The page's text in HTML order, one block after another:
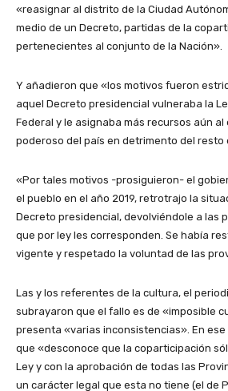
«reasignar al distrito de la Ciudad
medio de un Decreto, partidas de la
pertenecientes al conjunto de la Nación».
Y añadieron que «los motivos fueron
aquel Decreto presidencial vulneraba la
Federal y le asignaba más recursos aún
poderoso del país en detrimento del resto
«Por tales motivos -prosiguieron- el
el pueblo en el año 2019, retrotrajo la
Decreto presidencial, devolviéndole a las
que por ley les corresponden. Se había
vigente y respetado la voluntad de las
Las y los referentes de la cultura, el
subrayaron que el fallo es de «imposible
presenta «varias inconsistencias». En
que «desconoce que la coparticipación
Ley y con la aprobación de todas las
un carácter legal que esta no tiene (el de